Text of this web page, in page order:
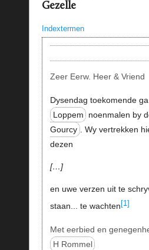
Gezelle
Indextermen
Zeer Eerw. Heer & Vriend
Dysendag toekomende
Loppem
noenmalen by
Gourcy . Wy vertrekken
dezen
…
en uwe verzen uit te
staan... te wachten [1]
Met eerbied en
H Rommel